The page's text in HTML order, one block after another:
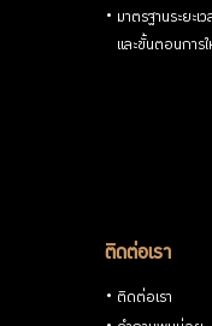
มาตรฐานระยะเ
และขั้นตอนการ
ติดต่อเรา
ติดต่อเรา